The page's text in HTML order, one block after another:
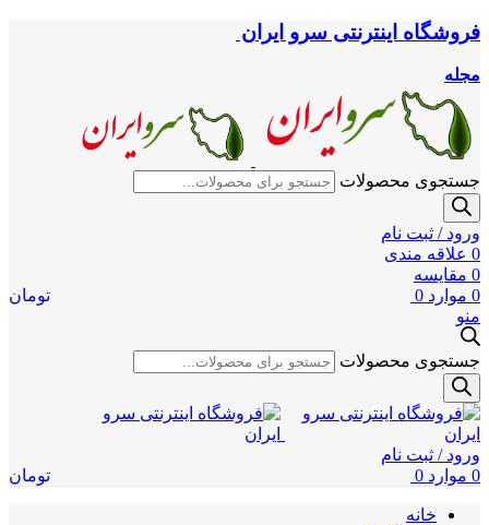
فروشگاه اینترنتی سرو ایران
مجله
جستجوی محصولات
ورود / ثبت نام
0 علاقه مندی
0 مقایسه
0 موارد 0
تومان
منو
جستجوی محصولات
ورود / ثبت نام
0 موارد 0 تومان
خانه